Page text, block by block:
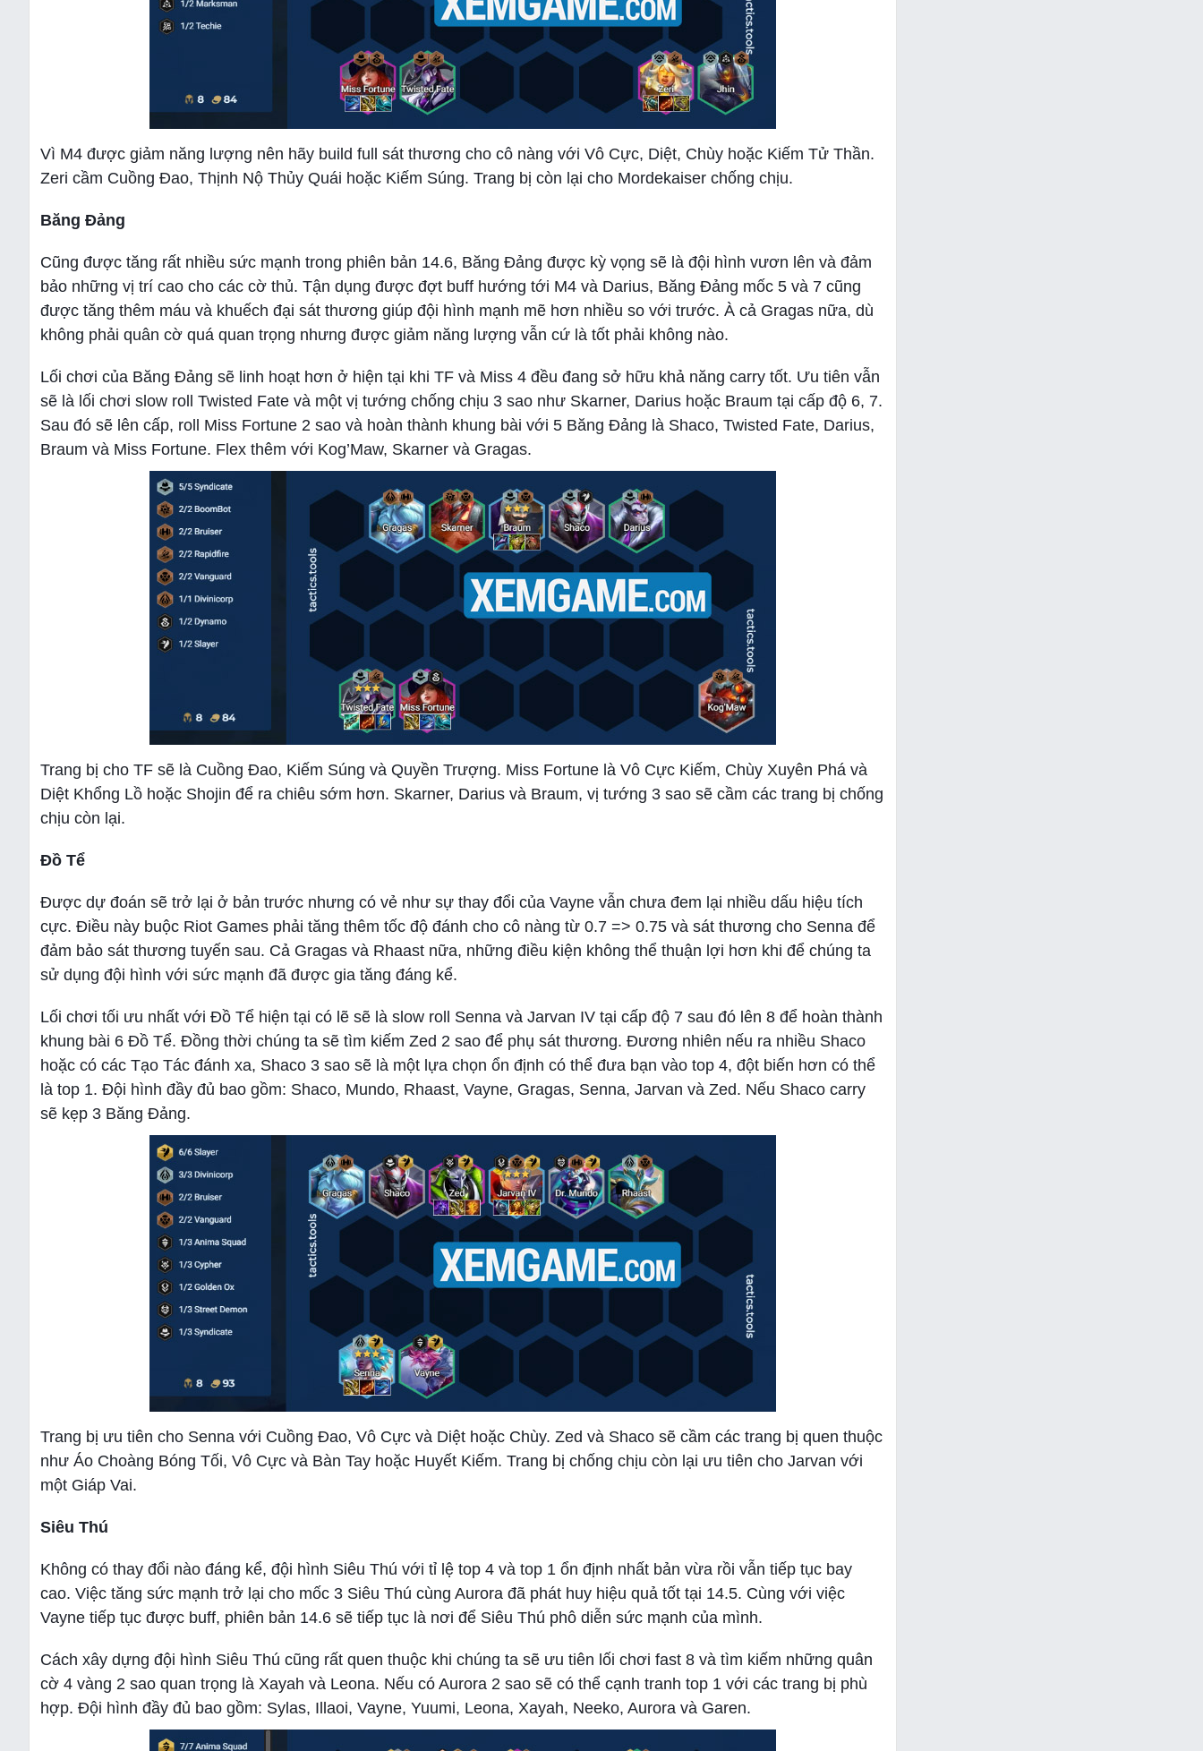
Vì M4 được giảm năng lượng nên hãy build full sát thương cho cô nàng với Vô Cực, Diệt, Chùy hoặc Kiếm Tử Thần.
Zeri cầm Cuồng Đao, Thịnh Nộ Thủy Quái hoặc Kiếm Súng. Trang bị còn lại cho Mordekaiser chống chịu.
Băng Đảng
Cũng được tăng rất nhiều sức mạnh trong phiên bản 14.6, Băng Đảng được kỳ vọng sẽ là đội hình vươn lên và đảm
bảo những vị trí cao cho các cờ thủ. Tận dụng được đợt buff hướng tới M4 và Darius, Băng Đảng mốc 5 và 7 cũng
được tăng thêm máu và khuếch đại sát thương giúp đội hình mạnh mẽ hơn nhiều so với trước. À cả Gragas nữa, dù
không phải quân cờ quá quan trọng nhưng được giảm năng lượng vẫn cứ là tốt phải không nào.
Lối chơi của Băng Đảng sẽ linh hoạt hơn ở hiện tại khi TF và Miss 4 đều đang sở hữu khả năng carry tốt. Ưu tiên vẫn
sẽ là lối chơi slow roll Twisted Fate và một vị tướng chống chịu 3 sao như Skarner, Darius hoặc Braum tại cấp độ 6, 7.
Sau đó sẽ lên cấp, roll Miss Fortune 2 sao và hoàn thành khung bài với 5 Băng Đảng là Shaco, Twisted Fate, Darius,
Braum và Miss Fortune. Flex thêm với Kog’Maw, Skarner và Gragas.
Trang bị cho TF sẽ là Cuồng Đao, Kiếm Súng và Quyền Trượng. Miss Fortune là Vô Cực Kiếm, Chùy Xuyên Phá và
Diệt Khổng Lồ hoặc Shojin để ra chiêu sớm hơn. Skarner, Darius và Braum, vị tướng 3 sao sẽ cầm các trang bị chống
chịu còn lại.
Đồ Tể
Được dự đoán sẽ trở lại ở bản trước nhưng có vẻ như sự thay đổi của Vayne vẫn chưa đem lại nhiều dấu hiệu tích
cực. Điều này buộc Riot Games phải tăng thêm tốc độ đánh cho cô nàng từ 0.7 => 0.75 và sát thương cho Senna để
đảm bảo sát thương tuyến sau. Cả Gragas và Rhaast nữa, những điều kiện không thể thuận lợi hơn khi để chúng ta
sử dụng đội hình với sức mạnh đã được gia tăng đáng kể.
Lối chơi tối ưu nhất với Đồ Tể hiện tại có lẽ sẽ là slow roll Senna và Jarvan IV tại cấp độ 7 sau đó lên 8 để hoàn thành
khung bài 6 Đồ Tể. Đồng thời chúng ta sẽ tìm kiếm Zed 2 sao để phụ sát thương. Đương nhiên nếu ra nhiều Shaco
hoặc có các Tạo Tác đánh xa, Shaco 3 sao sẽ là một lựa chọn ổn định có thể đưa bạn vào top 4, đột biến hơn có thể
là top 1. Đội hình đầy đủ bao gồm: Shaco, Mundo, Rhaast, Vayne, Gragas, Senna, Jarvan và Zed. Nếu Shaco carry
sẽ kẹp 3 Băng Đảng.
Trang bị ưu tiên cho Senna với Cuồng Đao, Vô Cực và Diệt hoặc Chùy. Zed và Shaco sẽ cầm các trang bị quen thuộc
như Áo Choàng Bóng Tối, Vô Cực và Bàn Tay hoặc Huyết Kiếm. Trang bị chống chịu còn lại ưu tiên cho Jarvan với
một Giáp Vai.
Siêu Thú
Không có thay đổi nào đáng kể, đội hình Siêu Thú với tỉ lệ top 4 và top 1 ổn định nhất bản vừa rồi vẫn tiếp tục bay
cao. Việc tăng sức mạnh trở lại cho mốc 3 Siêu Thú cùng Aurora đã phát huy hiệu quả tốt tại 14.5. Cùng với việc
Vayne tiếp tục được buff, phiên bản 14.6 sẽ tiếp tục là nơi để Siêu Thú phô diễn sức mạnh của mình.
Cách xây dựng đội hình Siêu Thú cũng rất quen thuộc khi chúng ta sẽ ưu tiên lối chơi fast 8 và tìm kiếm những quân
cờ 4 vàng 2 sao quan trọng là Xayah và Leona. Nếu có Aurora 2 sao sẽ có thể cạnh tranh top 1 với các trang bị phù
hợp. Đội hình đầy đủ bao gồm: Sylas, Illaoi, Vayne, Yuumi, Leona, Xayah, Neeko, Aurora và Garen.